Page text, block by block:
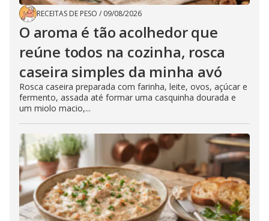
RECEITAS DE PESO / 09/08/2026
O aroma é tão acolhedor que
reúne todos na cozinha, rosca
caseira simples da minha avó
Rosca caseira preparada com farinha, leite, ovos, açúcar e
fermento, assada até formar uma casquinha dourada e
um miolo macio,...